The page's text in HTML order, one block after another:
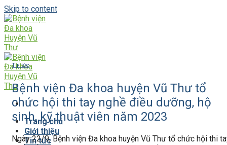
Skip to content
Trang chủ
Giới thiệu
Tin tức
Tin tức
Bệnh viện Đa khoa huyện Vũ Thư tổ
chức hội thi tay nghề điều dưỡng, hộ
sinh, kỹ thuật viên năm 2023
Ngày 22/9, Bệnh viện Đa khoa huyện Vũ Thư tổ chức hội thi